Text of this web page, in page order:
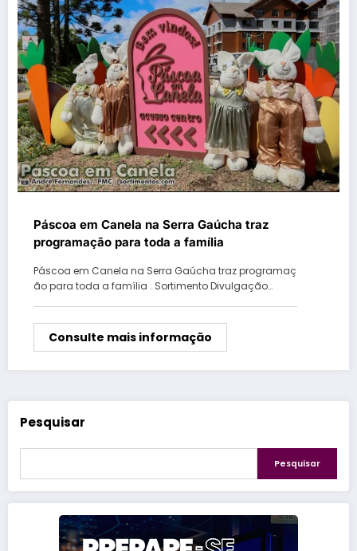
Páscoa em Canela na Serra Gaúcha traz
programação para toda a família
Páscoa em Canela na Serra Gaúcha traz programaç
ão para toda a família . Sortimento Divulgação…
Consulte mais informação
Pesquisar
Pesquisar